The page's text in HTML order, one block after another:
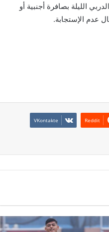
الليلة بصافرة أجنبية أو
عدم الإستجابة.